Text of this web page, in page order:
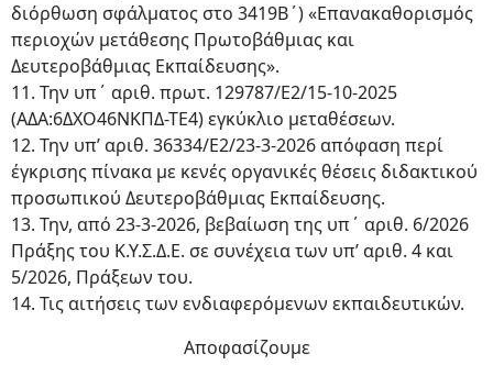
διόρθωση σφάλματος στο 3419Β΄) «Επανακαθορισμός
περιοχών μετάθεσης Πρωτοβάθμιας και
Δευτεροβάθμιας Εκπαίδευσης».
11. Την υπ΄ αριθ. πρωτ. 129787/Ε2/15-10-2025
(ΑΔΑ:6ΔΧΟ46ΝΚΠΔ-ΤΕ4) εγκύκλιο μεταθέσεων.
12. Την υπ’ αριθ. 36334/Ε2/23-3-2026 απόφαση περί
έγκρισης πίνακα με κενές οργανικές θέσεις διδακτικού
προσωπικού Δευτεροβάθμιας Εκπαίδευσης.
13. Την, από 23-3-2026, βεβαίωση της υπ΄ αριθ. 6/2026
Πράξης του Κ.Υ.Σ.Δ.Ε. σε συνέχεια των υπ’ αριθ. 4 και
5/2026, Πράξεων του.
14. Τις αιτήσεις των ενδιαφερόμενων εκπαιδευτικών.
Αποφασίζουμε